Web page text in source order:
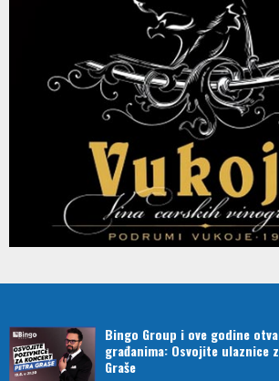
Bingo Group i ove godine
građanima: Osvojite ulaznice
Graše